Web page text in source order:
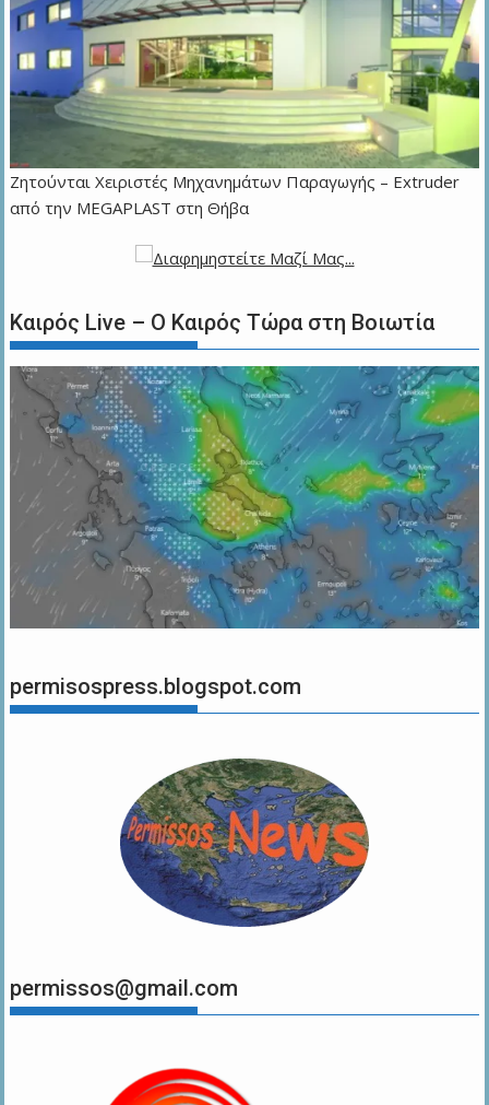
Zητούνται Χειριστές Μηχανημάτων Παραγωγής – Extruder
από την MEGAPLAST στη Θήβα
Καιρός Live – Ο Καιρός Τώρα στη Βοιωτία
permisospress.blogspot.com
permissos@gmail.com